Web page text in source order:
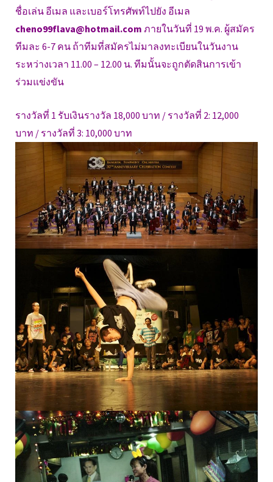
ชื่อเล่น อีเมล และเบอร์โทรศัพท์ไปยัง อีเมล
cheno99flava@hotmail.com ภายในวันที่ 19 พ.ค. ผู้สมัคร
ทีมละ 6-7 คน ถ้าทีมที่สมัครไม่มาลงทะเบียนในวันงาน
ระหว่างเวลา 11.00 – 12.00 น. ทีมนั้นจะถูกตัดสินการเข้า
ร่วมแข่งขัน
รางวัลที่ 1 รับเงินรางวัล 18,000 บาท / รางวัลที่ 2: 12,000
บาท / รางวัลที่ 3: 10,000 บาท